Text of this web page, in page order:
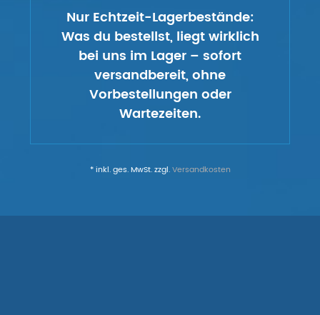
Nur Echtzeit-Lagerbestände:
Was du bestellst, liegt wirklich
bei uns im Lager – sofort
versandbereit, ohne
Vorbestellungen oder
Wartezeiten.
* inkl. ges. MwSt. zzgl.Versandkosten